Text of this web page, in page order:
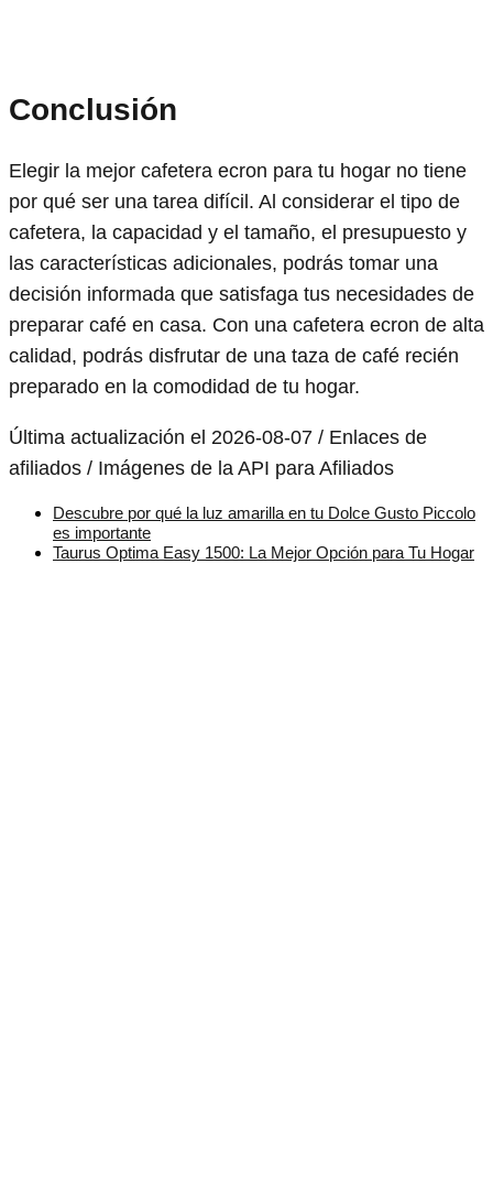
Conclusión
Elegir la mejor cafetera ecron para tu hogar no tiene
por qué ser una tarea difícil. Al considerar el tipo de
cafetera, la capacidad y el tamaño, el presupuesto y
las características adicionales, podrás tomar una
decisión informada que satisfaga tus necesidades de
preparar café en casa. Con una cafetera ecron de alta
calidad, podrás disfrutar de una taza de café recién
preparado en la comodidad de tu hogar.
Última actualización el 2026-08-07 / Enlaces de
afiliados / Imágenes de la API para Afiliados
Descubre por qué la luz amarilla en tu Dolce Gusto Piccolo
es importante
Taurus Optima Easy 1500: La Mejor Opción para Tu Hogar